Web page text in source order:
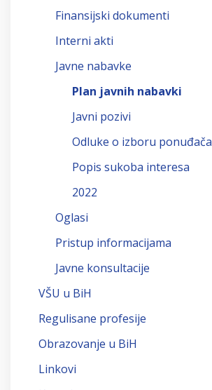
Finansijski dokumenti
Interni akti
Javne nabavke
Plan javnih nabavki
Javni pozivi
Odluke o izboru ponuđača
Popis sukoba interesa
2022
Oglasi
Pristup informacijama
Javne konsultacije
VŠU u BiH
Regulisane profesije
Obrazovanje u BiH
Linkovi